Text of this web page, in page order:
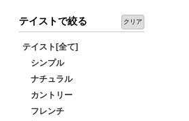
テイストで絞る クリア
テイスト[全て]
シンプル
ナチュラル
カントリー
フレンチ